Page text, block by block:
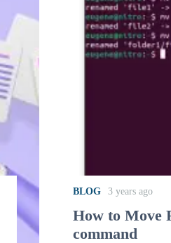
BLOG 3 years ago
How to Move
command